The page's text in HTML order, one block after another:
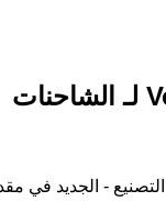
- الجديد في